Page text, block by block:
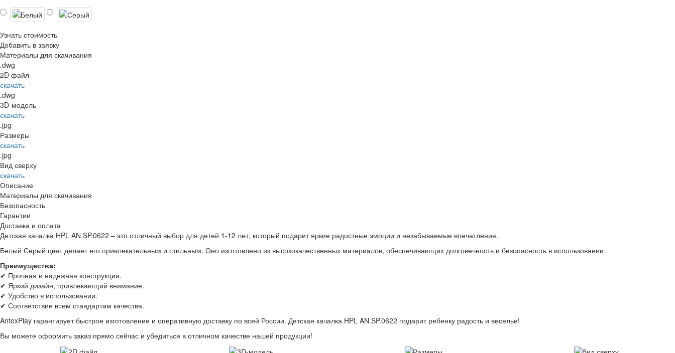
Узнать стоимость
Добавить в заявку
Материалы для скачивания
.dwg
2D файл
скачать
.dwg
3D-модель
скачать
.jpg
Размеры
скачать
.jpg
Вид сверху
скачать
Описание
Материалы для скачивания
Безопасность
Гарантии
Доставка и оплата
Детская качалка HPL AN.SP.0622 – это отличный выбор для детей 1-12 лет, который подарит яркие радостные эмоции и незабываемые впечатления.
Белый Серый цвет делает его привлекательным и стильным. Оно изготовлено из высококачественных материалов, обеспечивающих долговечность и безопасность в использовании.
Преимущества:
✔ Прочная и надежная конструкция.
✔ Яркий дизайн, привлекающий внимание.
✔ Удобство в использовании.
✔ Соответствие всем стандартам качества.
AntexPlay гарантирует быстрое изготовление и оперативную доставку по всей России. Детская качалка HPL AN.SP.0622 подарит ребенку радость и веселье!
Вы можете оформить заказ прямо сейчас и убедиться в отличном качестве нашей продукции!